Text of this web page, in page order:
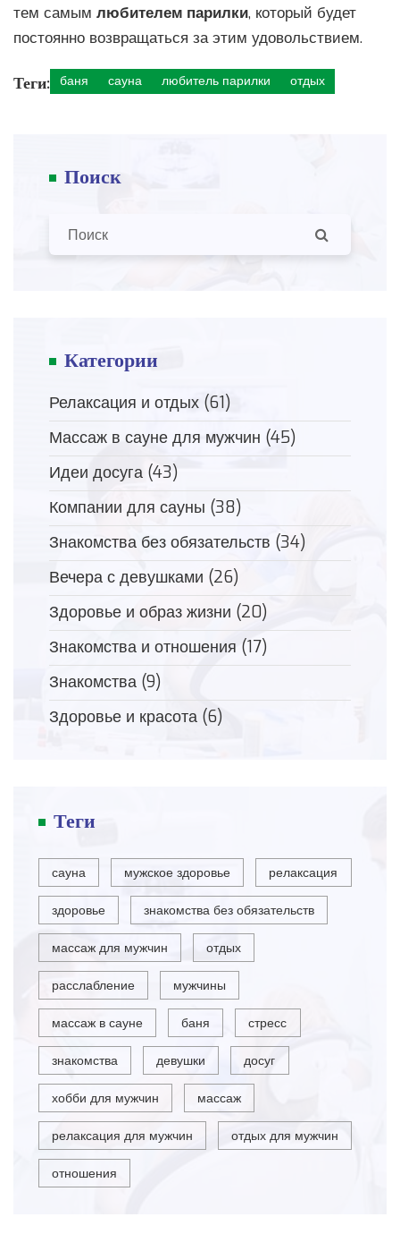
тем самым любителем парилки, который будет
постоянно возвращаться за этим удовольствием.
Теги: баня сауна любитель парилки отдых
Поиск
Категории
Релаксация и отдых (61)
Массаж в сауне для мужчин (45)
Идеи досуга (43)
Компании для сауны (38)
Знакомства без обязательств (34)
Вечера с девушками (26)
Здоровье и образ жизни (20)
Знакомства и отношения (17)
Знакомства (9)
Здоровье и красота (6)
Теги
сауна мужское здоровье релаксация
здоровье знакомства без обязательств
массаж для мужчин отдых
расслабление мужчины
массаж в сауне баня стресс
знакомства девушки досуг
хобби для мужчин массаж
релаксация для мужчин отдых для мужчин
отношения